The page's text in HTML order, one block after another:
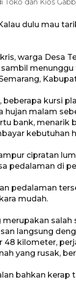
dan Kios
dulu mau
warga Desa
beberapa kursi
hujan malam
bank, menarik
kebutuhan
cipratan
pedalaman di
pedalaman
mudah.
merupakan
langsung
48 kilometer,
yang rusak,
bahkan